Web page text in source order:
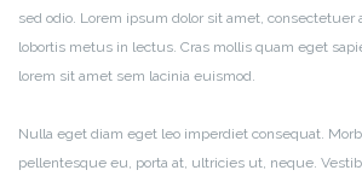
sed odio. Lorem ipsum dolor sit amet,
lobortis metus in lectus. Cras mollis quam eget
lorem sit amet sem lacinia euismod.
Nulla eget diam eget leo imperdiet consequat.
pellentesque eu, porta at, ultricies ut, neque.